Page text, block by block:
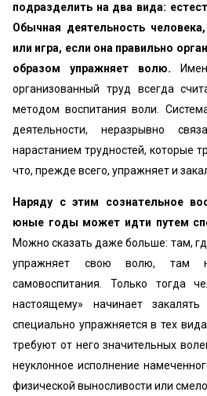
подразделить на два вида:
Обычная деятельность
или игра, если она правильно
образом упражняет волю.
организованный труд всегда
методом воспитания воли.
деятельности, неразрывно
нарастанием трудностей, которые
что, прежде всего, упражняет и
Наряду с этим сознательное
юные годы может идти путем
Можно сказать даже больше: там,
упражняет свою волю, там
самовоспитания. Только тогда
настоящему» начинает
специально упражняется в тех
требуют от него значительных
неуклонное исполнение
физической выносливости или